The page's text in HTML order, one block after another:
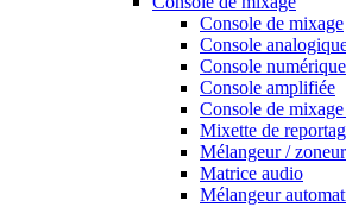
Console de mixage
Console
Console numérique
Console amplifiée
Console de
Mixette de
Mélangeur /
Matrice audio
Mélangeur